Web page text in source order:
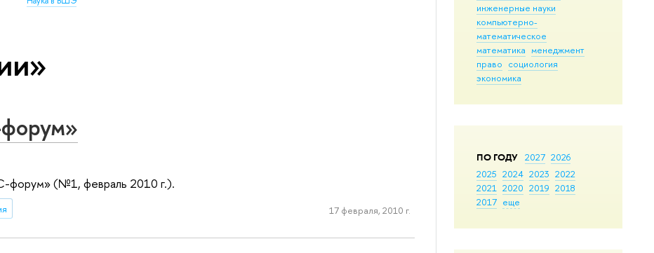
инженерные науки
компьютерно-
математическое
математика менеджмент
право социология
экономика
ПО ГОДУ 2027 2026
2025 2024 2023 2022
2021 2020 2019 2018
2017 еще
форум» (№1, февраль 2010 г.).
17 февраля, 2010 г.